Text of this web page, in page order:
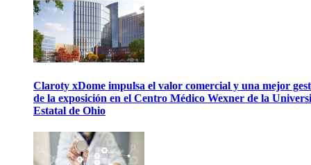
Claroty xDome impulsa el valor comercial y una mejor
de la exposición en el Centro Médico Wexner de la
Estatal de Ohio